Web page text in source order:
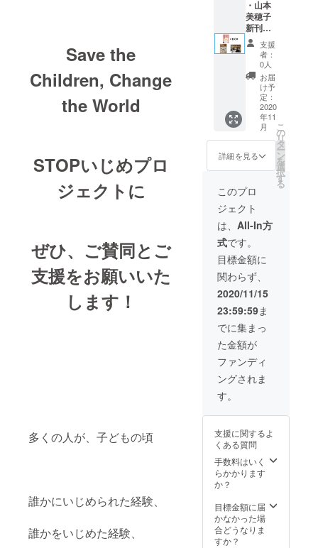
Save the
Children, Change
the World
STOPいじめプロ
ジェクトに
ぜひ、ご賛同とご
支援をお願いいた
します！
多くの人が、子どもの頃
誰かにいじめられた経験、
誰かをいじめた経験、
ました。
Heart in
Touch：
https://hearti
ntouch.net/
自分を癒し
ていく道の
途上ではさ
まざまなで
き当たりま
す。
子宮の病
気、２度の
離婚、度重
なる引越
し……
それらに出
会うたび打
ちのめされ
そうになり
ながらも
私はただひ
たすら自分
を癒すこと
にコミット
し続け、
気がつけば
個人セラ
ピーは延べ2
万回以上、
講座やワー
クショップ
シミュ
レー
ター
「Heart
in
Touch
」のエ
ンド
ロール
にお名
前を掲
載 （ご
支援時
には備
考欄に
ご希望
のお名
前をご
記入く
ださ
い。）
・あな
たの
エッセ
ンスを
引き出
すキャ
ラクト
ロジー
シール
（非売
品） ・
心から
のお礼
動報告
子が全
国どこ
でもあ
なたの
街に講
演しに
うかが
いま
す！権
（詳細
につき
まして
はメー
ルにて
対応さ
せてい
ただき
ま
す。）
・いじ
め防止
シミュ
レー
ター
「Heart
in
Touch
」のエ
ンド
ロール
にお名
前を掲
載 （ご
支援時
ご希望
前をご
記入く
ださ
い。）
・あな
エッセ
ンスを
引き出
すキャ
・山本
美穂子
新刊
『どう
して言
いたい
ことが
言えな
いの？
～人間
関係が
ラクに
なる“正
しい境
界線(バ
ウンダ
リー)”
の引き
方』100
冊 ・山
本美穂
子が全
国どこ
でもあ
なたの
街に講
演しに
うかが
いま
す！権
（詳細
につき
まして
はメー
せてい
ま
す。）
・いじ
め防止
シミュ
ター
「Heart
in
Touch
支援
者：
0人
お届
け予
定：
2020
年11
月
詳細を見る
こ
の
リ
タ
ー
ン
を
選
択
す
る
このプロ
ジェクト
は、 All-In方
式です。
目標金額に
関わらず、
2020/11/15
23:59:59ま
でに集まっ
た金額が
ファンディ
ングされま
す。
支援に関するよ
くある質問
手数料はいく
らかかります
か？
目標金額に届
かなかった場
合どうなりま
すか？